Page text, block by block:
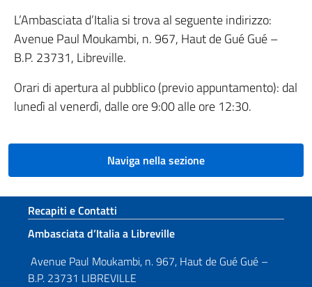
L’Ambasciata d’Italia si trova al seguente indirizzo:
Avenue Paul Moukambi, n. 967, Haut de Gué Gué –
B.P. 23731, Libreville.
Orari di apertura al pubblico (previo appuntamento): dal
lunedì al venerdì, dalle ore 9:00 alle ore 12:30.
Naviga nella sezione
Sezione footer
Recapiti e Contatti
Ambasciata d’Italia a Libreville
Avenue Paul Moukambi, n. 967, Haut de Gué Gué –
B.P. 23731 LIBREVILLE